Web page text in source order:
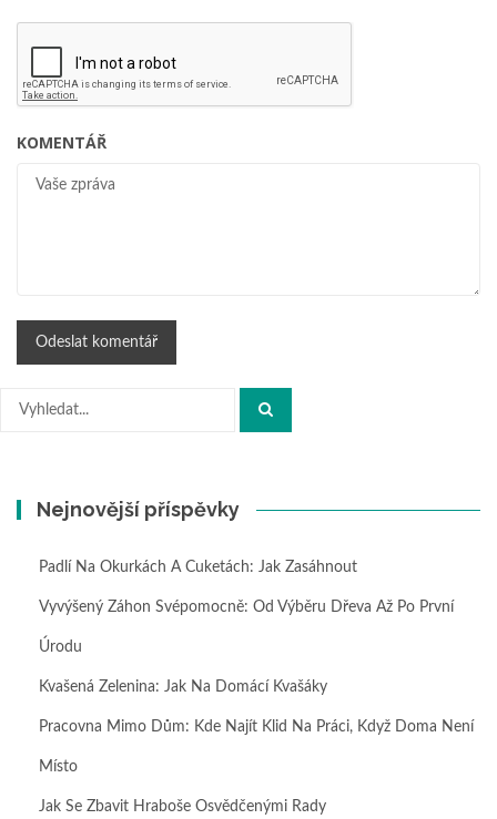
KOMENTÁŘ
Hledat:
Nejnovější příspěvky
Padlí Na Okurkách A Cuketách: Jak Zasáhnout
Vyvýšený Záhon Svépomocně: Od Výběru Dřeva Až Po První
Úrodu
Kvašená Zelenina: Jak Na Domácí Kvašáky
Pracovna Mimo Dům: Kde Najít Klid Na Práci, Když Doma Není
Místo
Jak Se Zbavit Hraboše Osvědčenými Rady